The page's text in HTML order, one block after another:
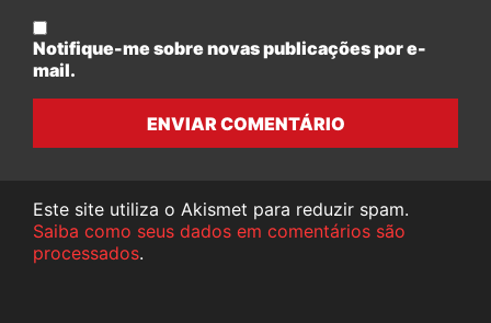
Notifique-me sobre novas publicações por e-
mail.
ENVIAR COMENTÁRIO
Este site utiliza o Akismet para reduzir spam.
Saiba como seus dados em comentários são
processados.